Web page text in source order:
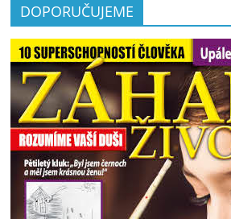
DOPORUČUJEME